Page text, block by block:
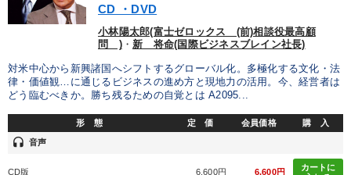
CD ・DVD
小林陽太郎(富士ゼロックス (前)相談役最高顧
問 )・新 将命(国際ビジネスブレイン社長)
対米中心から新興諸国へシフトするグローバル化。多極化する文化・法
律・価値観…に通じるビジネスの進め方と現地力の活用。今、経営者は
どう臨むべきか。勝ち残るための自覚とは A2095...
形 態 定 価 会員価格 購 入
headset 音声
CD版 6,600円 6,600円
カートに